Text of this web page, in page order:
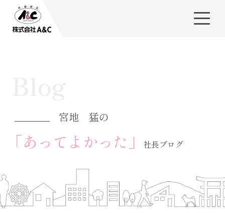
宮地 猛の
「あってよかった」 社長ブログ